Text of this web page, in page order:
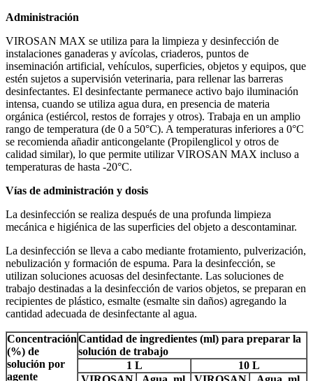
Administración
VIROSAN MAX se utiliza para la limpieza y desinfección de
instalaciones ganaderas y avícolas, criaderos, puntos de
inseminación artificial, vehículos, superficies, objetos y equipos, que
estén sujetos a supervisión veterinaria, para rellenar las barreras
desinfectantes. El desinfectante permanece activo bajo iluminación
intensa, cuando se utiliza agua dura, en presencia de materia
orgánica (estiércol, restos de forrajes y otros). Trabaja en un amplio
rango de temperatura (de 0 a 50°C). A temperaturas inferiores a 0°C
se recomienda añadir anticongelante (Propilenglicol y otros de
calidad similar), lo que permite utilizar VIROSAN MAX incluso a
temperaturas de hasta -20°C.
Vías de administración y dosis
La desinfección se realiza después de una profunda limpieza
mecánica e higiénica de las superficies del objeto a descontaminar.
La desinfección se lleva a cabo mediante frotamiento, pulverización,
nebulización y formación de espuma. Para la desinfección, se
utilizan soluciones acuosas del desinfectante. Las soluciones de
trabajo destinadas a la desinfección de varios objetos, se preparan en
recipientes de plástico, esmalte (esmalte sin daños) agregando la
cantidad adecuada de desinfectante al agua.
Concentración
(%) de
solución por
agente
Cantidad de ingredientes (ml) para preparar la
solución de trabajo
1 L
10 L